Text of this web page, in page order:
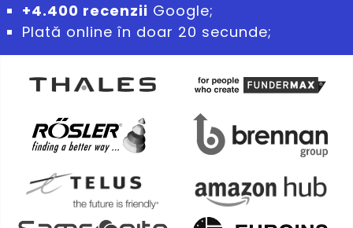
+4.400 recenzii Google;
Plată online în doar 20 secunde;